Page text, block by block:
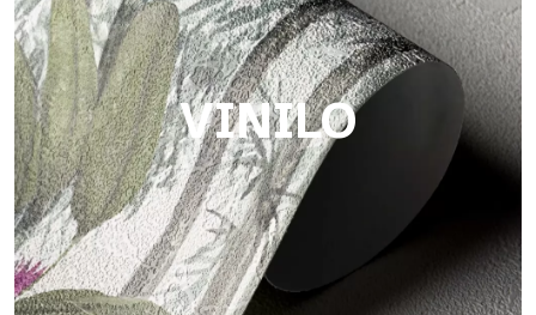
Acabado con trama fibrosa e irregular, con una textura suave
que aporta calidez y autenticidad a la superficie.
VINILO